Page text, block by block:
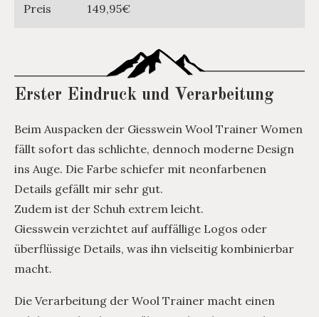
Preis 149,95€
Erster Eindruck und Verarbeitung
Beim Auspacken der Giesswein Wool Trainer Women
fällt sofort das schlichte, dennoch moderne Design
ins Auge. Die Farbe schiefer mit neonfarbenen
Details gefällt mir sehr gut.
Zudem ist der Schuh extrem leicht.
Giesswein verzichtet auf auffällige Logos oder
überflüssige Details, was ihn vielseitig kombinierbar
macht.
Die Verarbeitung der Wool Trainer macht einen